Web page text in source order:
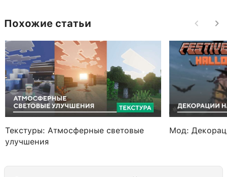
Похожие статьи
Текстуры: Атмосферные световые
улучшения
Мод: